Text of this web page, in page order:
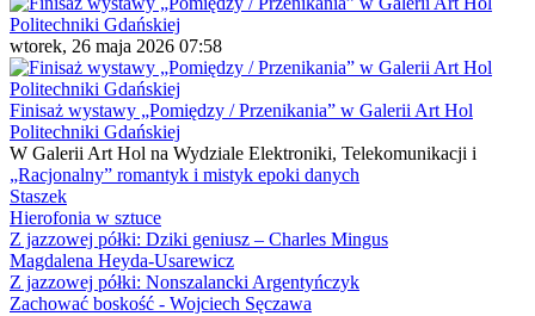
wtorek, 26 maja 2026 07:58
Finisaż wystawy „Pomiędzy / Przenikania” w Galerii Art Hol
Politechniki Gdańskiej
W Galerii Art Hol na Wydziale Elektroniki, Telekomunikacji i
„Racjonalny” romantyk i mistyk epoki danych
Staszek
Hierofonia w sztuce
Z jazzowej półki: Dziki geniusz – Charles Mingus
Magdalena Heyda-Usarewicz
Z jazzowej półki: Nonszalancki Argentyńczyk
Zachować boskość - Wojciech Sęczawa